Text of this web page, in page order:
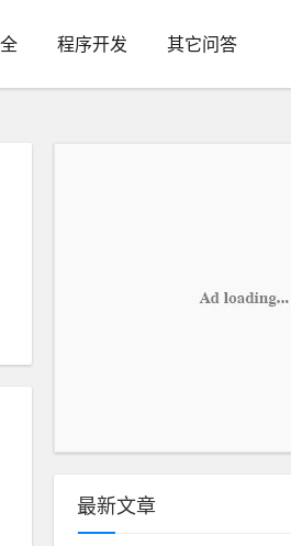
程序开发 其它问答
最新文章